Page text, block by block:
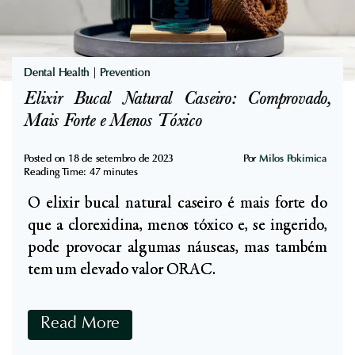
a
ú
,
N
u
t
i
ç
ã
e
i
m
a
s
U
a
P
e
r
e
Dental Health Prevention
Elixir Bucal Natural Caseiro: Comprovado,
Mais Forte e Menos Tóxico
Posted on 18 de setembro de 2023 Por Milos Pokimica
Reading Time: 47minutes
O elixir bucal natural caseiro é mais forte do
que a clorexidina, menos tóxico e, se ingerido,
pode provocar algumas náuseas, mas também
tem um elevado valor ORAC.
Read More